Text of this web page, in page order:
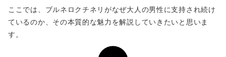
ここでは、ブルネロクチネリがなぜ大人の男性に支持され続け
ているのか、その本質的な魅力を解説していきたいと思いま
す。